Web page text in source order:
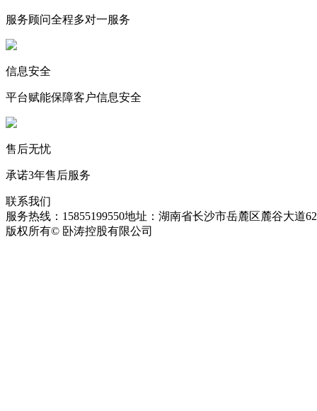
服务顾问全程多对一服务
信息安全
平台赋能保障客户信息安全
售后无忧
承诺3年售后服务
联系我们
服务热线：15855199550地址：湖南省长沙市岳麓区麓谷大道
版权所有© 卧涛控股有限公司